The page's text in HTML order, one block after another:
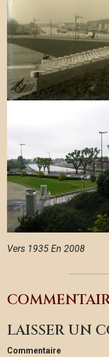
Vers 1935 En 2008
LAISSER UN
Commentaire